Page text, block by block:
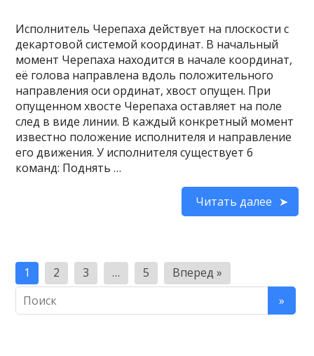
Исполнитель Черепаха действует на плоскости с
декартовой системой координат. В начальный
момент Черепаха находится в начале координат,
её голова направлена вдоль положительного
направления оси ординат, хвост опущен. При
опущенном хвосте Черепаха оставляет на поле
след в виде линии. В каждый конкретный момент
известно положение исполнителя и направление
его движения. У исполнителя существует 6
команд: Поднять …
Читать далее
Пагинация
записей
1 2 3 … 5 Вперед »